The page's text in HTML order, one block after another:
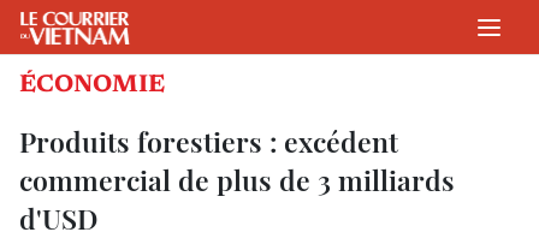
ÉCONOMIE
Produits forestiers : excédent
commercial de plus de 3 milliards
d'USD